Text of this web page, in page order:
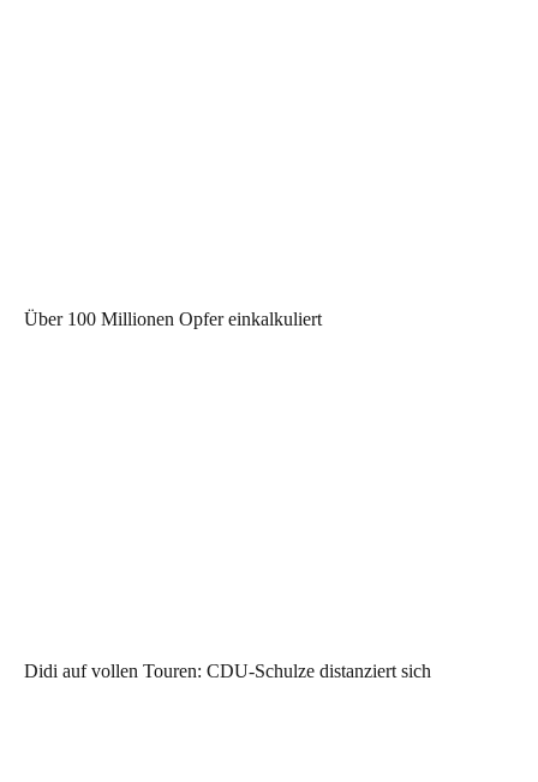
Über 100 Millionen Opfer einkalkuliert
Didi auf vollen Touren: CDU-Schulze distanziert sich